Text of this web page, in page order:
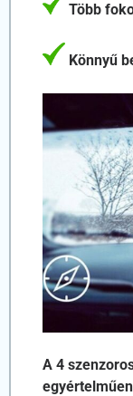
Több
Könnyű
A 4